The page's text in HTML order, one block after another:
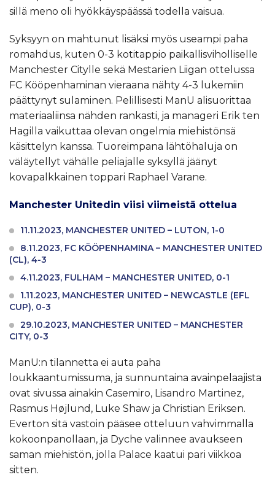
sillä meno oli hyökkäyspäässä todella vaisua.
Syksyyn on mahtunut lisäksi myös useampi paha
romahdus, kuten 0-3 kotitappio paikallisviholliselle
Manchester Citylle sekä Mestarien Liigan ottelussa
FC Kööpenhaminan vieraana nähty 4-3 lukemiin
päättynyt sulaminen. Pelillisesti ManU alisuorittaa
materiaaliinsa nähden rankasti, ja manageri Erik ten
Hagilla vaikuttaa olevan ongelmia miehistönsä
käsittelyn kanssa. Tuoreimpana lähtöhaluja on
väläytellyt vähälle peliajalle syksyllä jäänyt
kovapalkkainen toppari Raphael Varane.
Manchester Unitedin viisi viimeistä ottelua
11.11.2023, MANCHESTER UNITED – LUTON, 1-0
8.11.2023, FC KÖÖPENHAMINA – MANCHESTER UNITED
(CL), 4-3
4.11.2023, FULHAM – MANCHESTER UNITED, 0-1
1.11.2023, MANCHESTER UNITED – NEWCASTLE (EFL
CUP), 0-3
29.10.2023, MANCHESTER UNITED – MANCHESTER
CITY, 0-3
ManU:n tilannetta ei auta paha
loukkaantumissuma, ja sunnuntaina avainpelaajista
ovat sivussa ainakin Casemiro, Lisandro Martinez,
Rasmus Højlund, Luke Shaw ja Christian Eriksen.
Everton sitä vastoin pääsee otteluun vahvimmalla
kokoonpanollaan, ja Dyche valinnee avaukseen
saman miehistön, jolla Palace kaatui pari viikkoa
sitten.